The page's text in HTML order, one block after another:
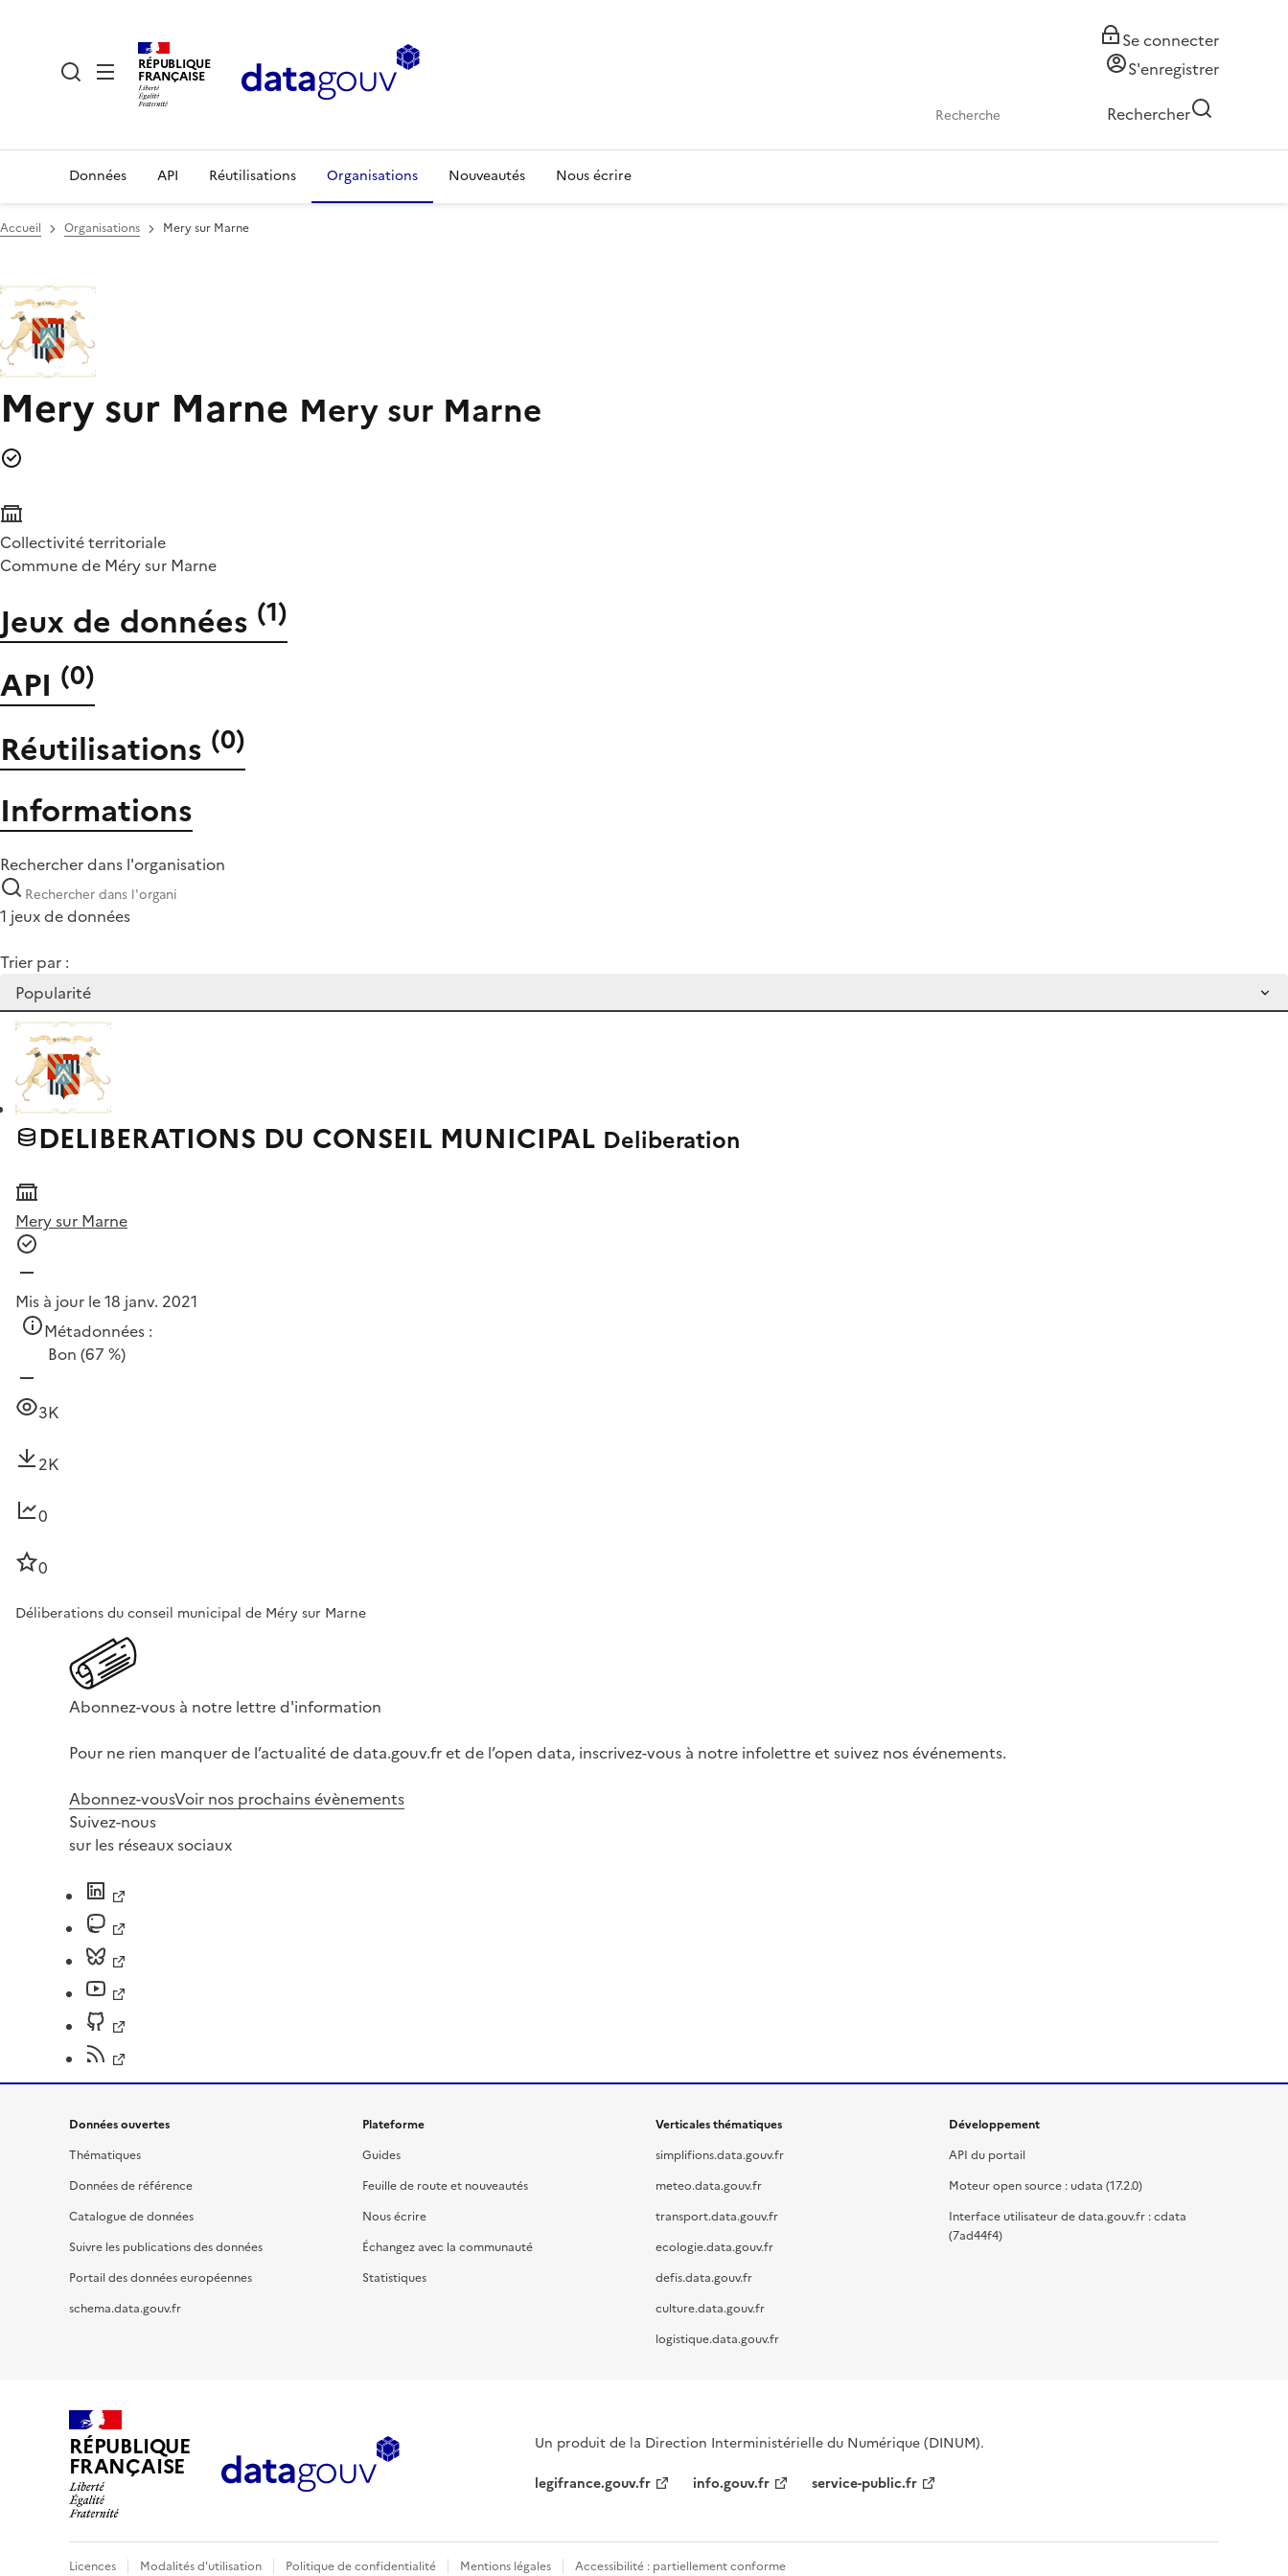
RÉPUBLIQUE
FRANÇAISE
Se connecter
S'enregistrer
Rechercher
Données API Réutilisations Organisations Nouveautés Nous écrire
Accueil Organisations Mery sur Marne
Mery sur Marne Mery sur Marne
Collectivité territoriale
Commune de Méry sur Marne
Jeux de données (1)
API (0)
Réutilisations (0)
Informations
Rechercher dans l'organisation
1 jeux de données
Trier par :
DELIBERATIONS DU CONSEIL MUNICIPAL Deliberation
Mery sur Marne
Mis à jour le 18 janv. 2021
Métadonnées :
Bon (67 %)
3K
2K
0
0
Déliberations du conseil municipal de Méry sur Marne
Abonnez-vous à notre lettre d'information
Pour ne rien manquer de l’actualité de data.gouv.fr et de l’open data, inscrivez-vous à notre infolettre et suivez nos événements.
Abonnez-vousVoir nos prochains évènements
Suivez-nous
sur les réseaux sociaux
Données ouvertes
Thématiques
Données de référence
Catalogue de données
Suivre les publications des données
Portail des données européennes
schema.data.gouv.fr
Plateforme
Guides
Feuille de route et nouveautés
Nous écrire
Échangez avec la communauté
Statistiques
Verticales thématiques
simplifions.data.gouv.fr
meteo.data.gouv.fr
transport.data.gouv.fr
ecologie.data.gouv.fr
defis.data.gouv.fr
culture.data.gouv.fr
logistique.data.gouv.fr
Développement
API du portail
Moteur open source : udata (17.2.0)
Interface utilisateur de data.gouv.fr : cdata
(7ad44f4)
RÉPUBLIQUE
FRANÇAISE
Un produit de la Direction Interministérielle du Numérique (DINUM).
legifrance.gouv.fr
info.gouv.fr service-public.fr
Licences Modalités d'utilisation Politique de confidentialité Mentions légales Accessibilité : partiellement conforme